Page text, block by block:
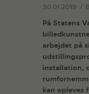
30.01.2019
På Statens
arbejdet på
installation,
kan opleves